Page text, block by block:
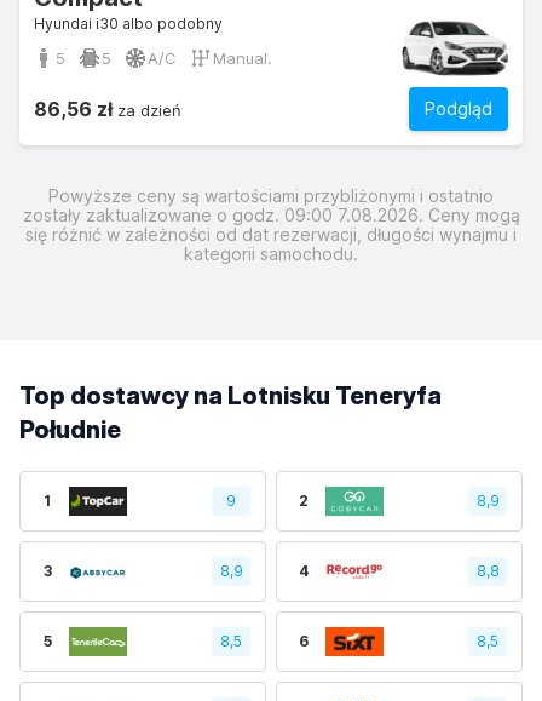
Hyundai i30 albo podobny
5 5 A/C Manual.
Podgląd
86,56 złza dzień
Powyższe ceny są wartościami przybliżonymi i ostatnio
zostały zaktualizowane o godz. 09:00 7.08.2026. Ceny mogą
się różnić w zależności od dat rezerwacji, długości wynajmu i
kategorii samochodu.
Top dostawcy na Lotnisku Teneryfa
Południe
1 9 2 8,9
3 8,9 4 8,8
5 8,5 6 8,5